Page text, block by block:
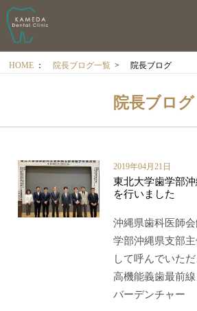
HOME ： 院長ブログ一覧 > 院長ブログ
院長ブログ
2019年04月21日
東北大学歯学部
を行いました
沖縄県歯科医師
学部沖縄県支部
して呼んでいた
高機能義歯最前
バーデンチャー